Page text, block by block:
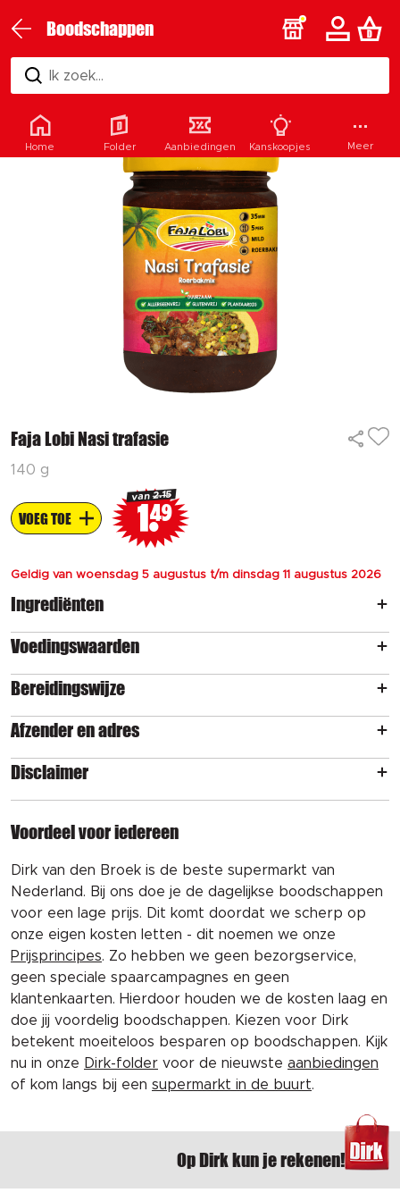
Boodschappen
Ik zoek...
Faja Lobi Nasi trafasie
140 g
VOEG TOE
van2.15
1 49
Geldig van woensdag 5 augustus t/m dinsdag 11 augustus 2026
Ingrediënten
Voedingswaarden
Bereidingswijze
Afzender en adres
Disclaimer
Voordeel voor iedereen
Dirk van den Broek is de beste supermarkt van
Nederland. Bij ons doe je de dagelijkse boodschappen
voor een lage prijs. Dit komt doordat we scherp op
onze eigen kosten letten - dit noemen we onze
Prijsprincipes. Zo hebben we geen bezorgservice,
geen speciale spaarcampagnes en geen
klantenkaarten. Hierdoor houden we de kosten laag en
doe jij voordelig boodschappen. Kiezen voor Dirk
betekent moeiteloos besparen op boodschappen. Kijk
nu in onze Dirk-folder voor de nieuwste aanbiedingen
of kom langs bij een supermarkt in de buurt.
Op Dirk kun je rekenen!
Home Folder Aanbiedingen Kanskoopjes Meer